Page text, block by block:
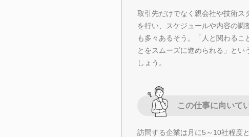
取引先だけでなく親会社や技術ス
を行い、スケジュールや内容の調
も多々あるそう。「人と関わるこ
とをスムーズに進められる」とい
しょう。
この仕事に向いて
訪問する企業は月に5～10社程度